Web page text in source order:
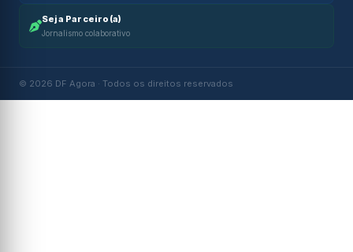
Seja Parceiro(a)
Jornalismo colaborativo
© 2026 DF Agora · Todos os direitos reservados